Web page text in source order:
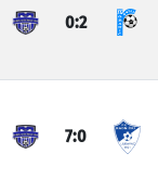
0:2
7:0